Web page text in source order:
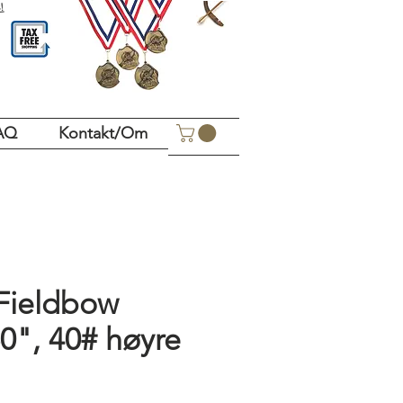
Kontakt/Om
40# høyre